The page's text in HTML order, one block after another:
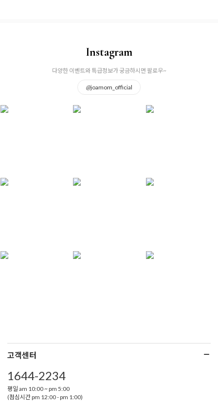
Instagram
다양한 이벤트와 특급정보가 궁금하시면 팔로우~
@joamom_official
고객센터
1644-2234
평일 am 10:00 ~ pm 5:00
(점심시간 pm 12:00 - pm 1:00)